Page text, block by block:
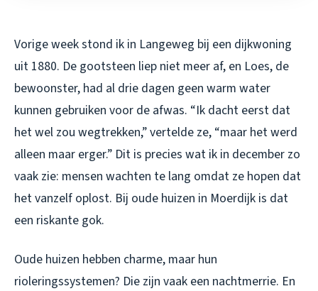
Vorige week stond ik in Langeweg bij een dijkwoning
uit 1880. De gootsteen liep niet meer af, en Loes, de
bewoonster, had al drie dagen geen warm water
kunnen gebruiken voor de afwas. “Ik dacht eerst dat
het wel zou wegtrekken,” vertelde ze, “maar het werd
alleen maar erger.” Dit is precies wat ik in december zo
vaak zie: mensen wachten te lang omdat ze hopen dat
het vanzelf oplost. Bij oude huizen in Moerdijk is dat
een riskante gok.
Oude huizen hebben charme, maar hun
rioleringssystemen? Die zijn vaak een nachtmerrie. En